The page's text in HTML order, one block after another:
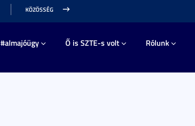
KÖZÖSSÉG
#almajóügy Ő is SZTE-s volt Rólunk